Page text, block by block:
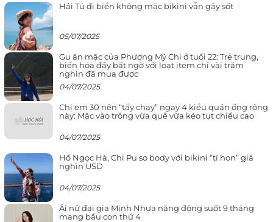
Hải Tú đi biển không mặc bikini vẫn gây sốt
05/07/2025
Gu ăn mặc của Phương Mỹ Chi ở tuổi 22: Trẻ trung,
biến hóa đầy bất ngờ với loạt item chỉ vài trăm
nghìn đã mua được
04/07/2025
Chị em 30 nên “tẩy chay” ngay 4 kiểu quần ống rộng
này: Mặc vào trông vừa quê vừa kéo tụt chiều cao
04/07/2025
Hồ Ngọc Hà, Chi Pu so body với bikini “tí hon” giá
nghìn USD
04/07/2025
Ái nữ đại gia Minh Nhựa năng động suốt 9 tháng
mang bầu con thứ 4